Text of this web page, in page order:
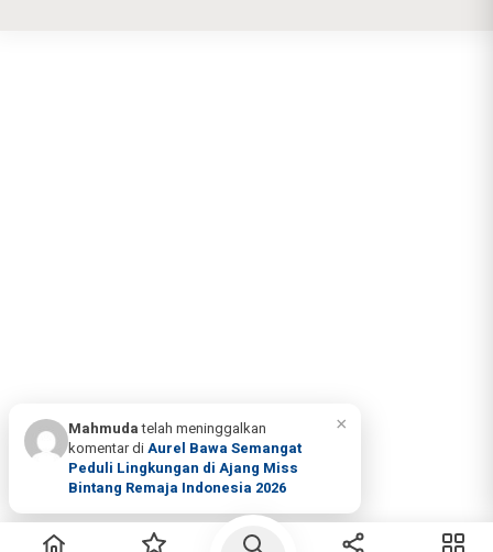
×
Mahmudatelah meninggalkan
komentar diAurel Bawa Semangat
Peduli Lingkungan di Ajang Miss
Bintang Remaja Indonesia 2026